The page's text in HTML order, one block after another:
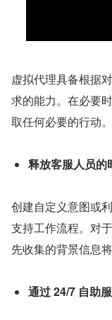
虚拟代理具备根据
求的能力。在必要
取任何必要的行动
释放客服人员的
创建自定义意图或
支持工作流程。对
先收集的背景信息
通过 24/7 自助